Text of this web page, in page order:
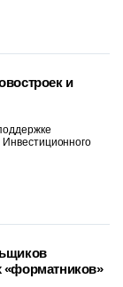
и
Инвестиционного